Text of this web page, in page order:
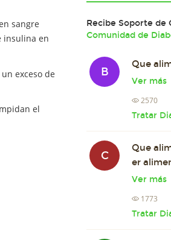
sangre
insulina en
exceso de
el
Recibe Soporte de
Comunidad de
B
Que
Ver más
2570
Tratar
C
Que
er
Ver más
1773
Tratar